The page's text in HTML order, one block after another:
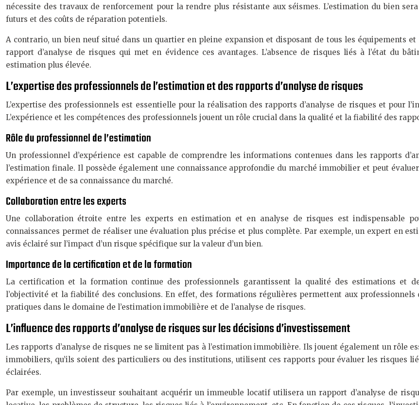
nécessite des travaux de renforcement pour la rendre plus résistante aux séismes. L’estimation du bien
futurs et des coûts de réparation potentiels.
A contrario, un bien neuf situé dans un quartier en pleine expansion et disposant de tous les équipements
rapport d’analyse de risques qui met en évidence ces avantages. L’absence de risques liés à l’état du
estimation plus élevée.
L’expertise des professionnels de l’estimation et des rapports d’analyse de risques
L’expertise des professionnels est essentielle pour la réalisation des rapports d’analyse de risques et pour
L’expérience et les compétences des professionnels jouent un rôle crucial dans la qualité et la fiabilité des
Rôle du professionnel de l’estimation
Un professionnel d’expérience est capable de comprendre les informations contenues dans les rapports
l’estimation finale. Il possède également une connaissance approfondie du marché immobilier et peut
expérience et de sa connaissance du marché.
Collaboration entre les experts
Une collaboration étroite entre les experts en estimation et en analyse de risques est indispensable
connaissances permet de réaliser une évaluation plus précise et plus complète. Par exemple, un expert en
avis éclairé sur l’impact d’un risque spécifique sur la valeur d’un bien.
Importance de la certification et de la formation
La certification et la formation continue des professionnels garantissent la qualité des estimations et
l’objectivité et la fiabilité des conclusions. En effet, des formations régulières permettent aux
pratiques dans le domaine de l’estimation immobilière et de l’analyse de risques.
L’influence des rapports d’analyse de risques sur les décisions d’investissement
Les rapports d’analyse de risques ne se limitent pas à l’estimation immobilière. Ils jouent également un rôle
immobiliers, qu’ils soient des particuliers ou des institutions, utilisent ces rapports pour évaluer les risques
éclairées.
Par exemple, un investisseur souhaitant acquérir un immeuble locatif utilisera un rapport d’analyse de